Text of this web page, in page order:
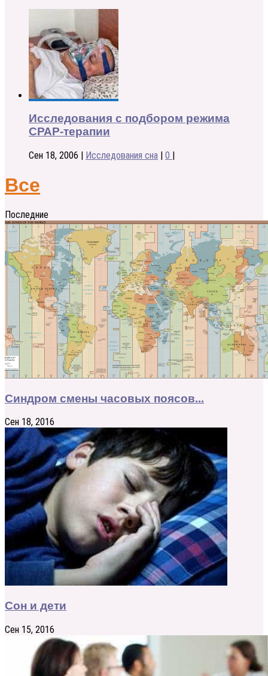
Исследования с подбором режима
СРАР-терапии
Сен 18, 2006 Исследования сна 0
Все
Последние
Синдром смены часовых поясов...
Сен 18, 2016
Сон и дети
Сен 15, 2016